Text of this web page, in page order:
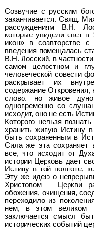
Созвучие с русским
заканчивается. Свящ.
рассуждениям В.Н.
которые увидели свет в
икон» в соавторстве
введения помещалась
В.Н. Лосский, в
самом целостном и
человеческой совести
раскрывает их
содержание Откровения,
слово, но живое
одновременно со
исходит, оно не есть
Которого нельзя
хранить живую Истину
быть сохраненным в
Сила же эта сохраняет
все, что исходит от
истории Церковь дает
Истину в той полноте,
Эту же идею о
Христовом – Церкви
обожения, очищения,
переходило из
нем, в этом великом
заключается смысл
исторических событий